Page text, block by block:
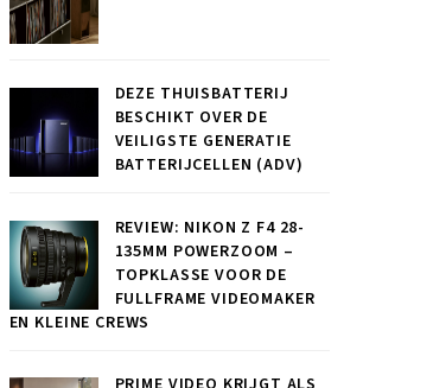
DEZE THUISBATTERIJ
BESCHIKT OVER DE
VEILIGSTE GENERATIE
BATTERIJCELLEN (ADV)
REVIEW: NIKON Z F4 28-
135MM POWERZOOM –
TOPKLASSE VOOR DE
FULLFRAME VIDEOMAKER
EN KLEINE CREWS